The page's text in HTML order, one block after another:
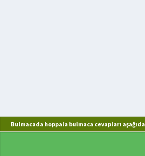
Bulmacada hoppala bulmaca cevapları aşağıda